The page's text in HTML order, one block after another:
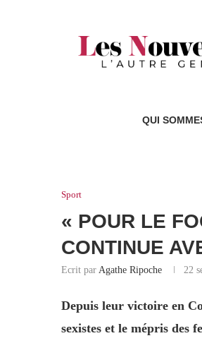
QUI
Sport
« POUR LE
CONTINUE
Ecrit par Agathe Ripoche 22
Depuis leur victoire en
sexistes et le mépris des